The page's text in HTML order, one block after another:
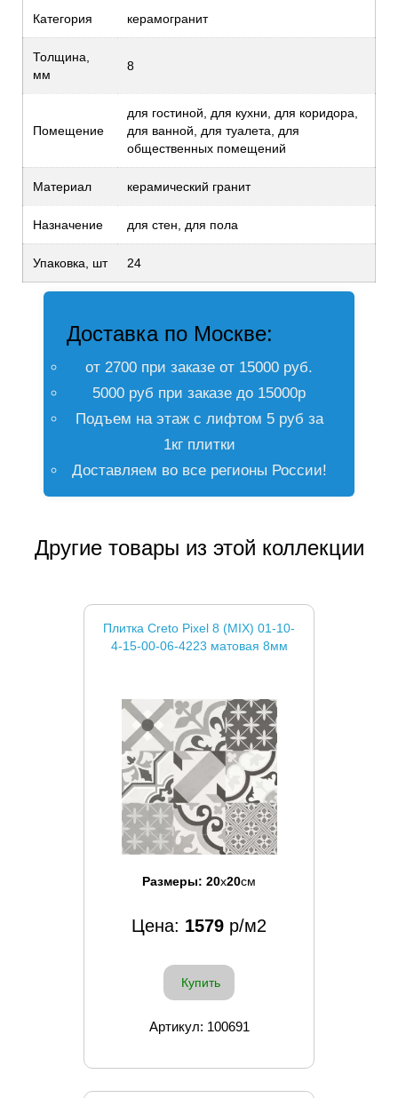
Категория керамогранит
Толщина,
мм
8
Помещение
для гостиной, для кухни, для коридора,
для ванной, для туалета, для
общественных помещений
Материал керамический гранит
Назначение для стен, для пола
Упаковка, шт 24
Доставка по Москве:
от 2700 при заказе от 15000 руб.
5000 руб при заказе до 15000р
Подъем на этаж с лифтом 5 руб за
1кг плитки
Доставляем во все регионы России!
Другие товары из этой коллекции
Плитка Creto Pixel 8 (MIX) 01-10-
4-15-00-06-4223 матовая 8мм
Размеры: 20x20см
Цена: 1579 р/м2
Купить
Артикул: 100691